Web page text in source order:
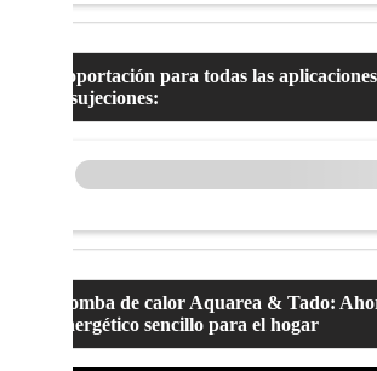
Soportación para todas las
y sujeciones:
Bomba de calor Aquarea & Tado:
energético sencillo para el hogar